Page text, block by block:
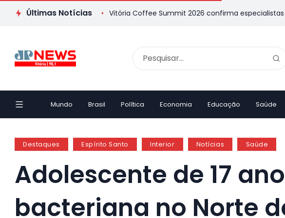
Últimas Notícias
da Memória Vitória Coffee Summit 2026 confirma especialistas
Mundo Brasil Política Economia Educação Saúde
Destaques Espírito Santo Interior Notícias Saúde
Adolescente de 17
bacteriana no Norte